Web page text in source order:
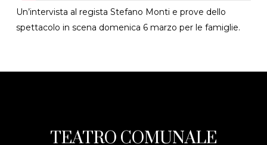
Un’intervista al regista Stefano Monti e prove dello
spettacolo in scena domenica 6 marzo per le famiglie.
TEATRO COMUNALE